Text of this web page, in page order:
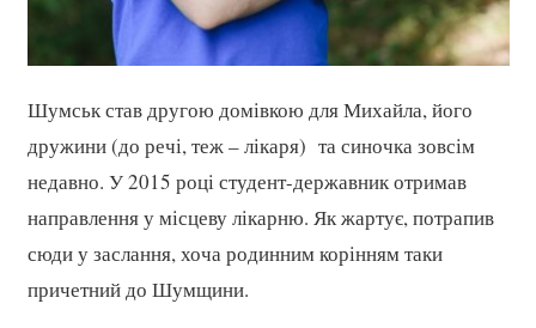
Шумськ став другою домівкою для Михайла, його
дружини (до речі, теж – лікаря) та синочка зовсім
недавно. У 2015 році студент-державник отримав
направлення у місцеву лікарню. Як жартує, потрапив
сюди у заслання, хоча родинним корінням таки
причетний до Шумщини.